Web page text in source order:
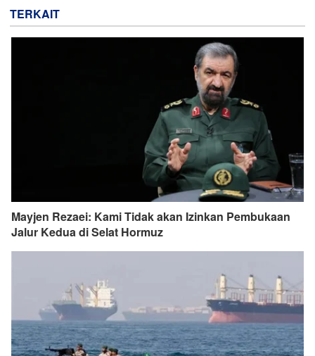
TERKAIT
Mayjen Rezaei: Kami Tidak akan Izinkan Pembukaan
Jalur Kedua di Selat Hormuz